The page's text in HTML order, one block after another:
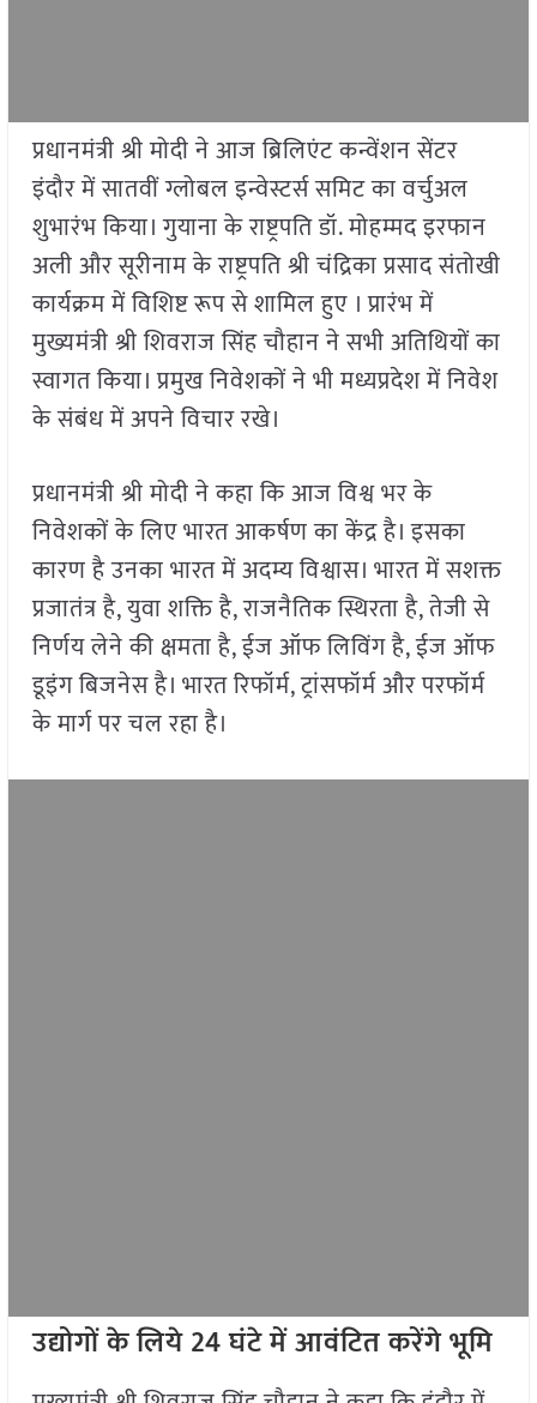
प्रधानमंत्री श्री मोदी ने आज ब्रिलिएंट कन्वेंशन सेंटर
इंदौर में सातवीं ग्लोबल इन्वेस्टर्स समिट का वर्चुअल
शुभारंभ किया। गुयाना के राष्ट्रपति डॉ. मोहम्मद इरफान
अली और सूरीनाम के राष्ट्रपति श्री चंद्रिका प्रसाद संतोखी
कार्यक्रम में विशिष्ट रूप से शामिल हुए । प्रारंभ में
मुख्यमंत्री श्री शिवराज सिंह चौहान ने सभी अतिथियों का
स्वागत किया। प्रमुख निवेशकों ने भी मध्यप्रदेश में निवेश
के संबंध में अपने विचार रखे।
प्रधानमंत्री श्री मोदी ने कहा कि आज विश्व भर के
निवेशकों के लिए भारत आकर्षण का केंद्र है। इसका
कारण है उनका भारत में अदम्य विश्वास। भारत में सशक्त
प्रजातंत्र है, युवा शक्ति है, राजनैतिक स्थिरता है, तेजी से
निर्णय लेने की क्षमता है, ईज ऑफ लिविंग है, ईज ऑफ
डूइंग बिजनेस है। भारत रिफॉर्म, ट्रांसफॉर्म और परफॉर्म
के मार्ग पर चल रहा है।
उद्योगों के लिये 24 घंटे में आवंटित करेंगे भूमि